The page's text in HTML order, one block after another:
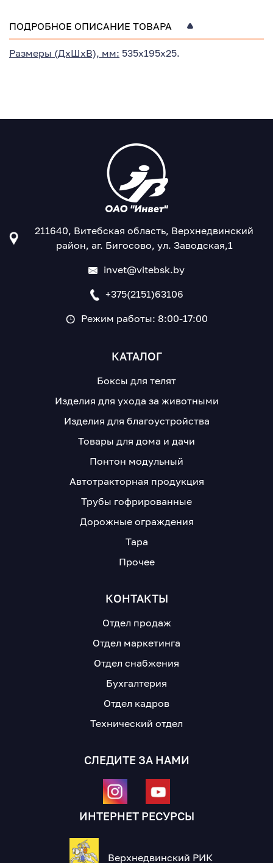
ПОДРОБНОЕ ОПИСАНИЕ ТОВАРА
Размеры (ДхШхВ), мм: 535х195х25.
211640, Витебская область, Верхнедвинский
район, аг. Бигосово, ул. Заводская,1
invet@vitebsk.by
+375(2151)63106
Режим работы: 8:00-17:00
КАТАЛОГ
Боксы для телят
Изделия для ухода за животными
Изделия для благоустройства
Товары для дома и дачи
Понтон модульный
Автотракторная продукция
Трубы гофрированные
Дорожные ограждения
Тара
Прочее
КОНТАКТЫ
Отдел продаж
Отдел маркетинга
Отдел снабжения
Бухгалтерия
Отдел кадров
Технический отдел
СЛЕДИТЕ ЗА НАМИ
ИНТЕРНЕТ РЕСУРСЫ
Верхнедвинский РИК